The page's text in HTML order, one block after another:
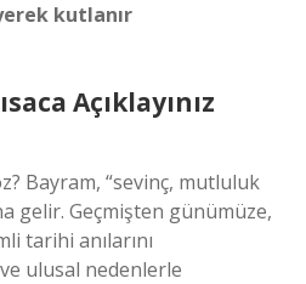
kutlanır
Açıklayınız
Bayram, “sevinç, mutluluk
gelir. Geçmişten günümüze,
tarihi anılarını
ve ulusal nedenlerle